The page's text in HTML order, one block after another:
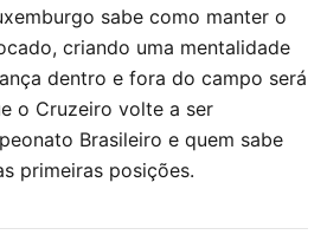
sabe como manter o
criando uma mentalidade
dentro e fora do campo será
o Cruzeiro volte a ser
Brasileiro e quem sabe
primeiras posições.